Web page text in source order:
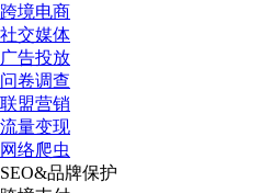
跨境电商
社交媒体
广告投放
问卷调查
联盟营销
流量变现
网络爬虫
SEO&品牌保护